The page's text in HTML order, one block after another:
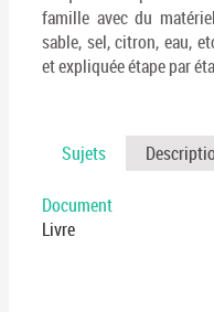
famille avec du
sable, sel, citron, eau,
et expliquée étape par
Sujets
Document
Livre